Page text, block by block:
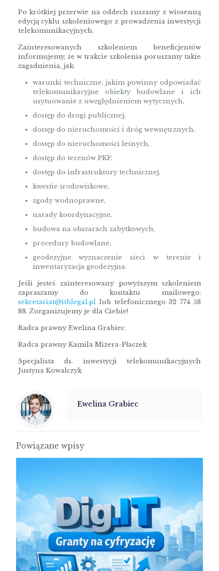
Po krótkiej przerwie na oddech ruszamy z wiosenną
edycją cyklu szkoleniowego z prowadzenia inwestycji
telekomunikacyjnych.
Zainteresowanych szkoleniem beneficjentów
informujemy, że w trakcie szkolenia poruszamy takie
zagadnienia, jak:
warunki techniczne, jakim powinny odpowiadać
telekomunikacyjne obiekty budowlane i ich
usytuowanie z uwzględnieniem wytycznych,
dostęp do drogi publicznej,
dostęp do nieruchomości i dróg wewnętrznych,
dostęp do nieruchomości leśnych,
dostęp do terenów PKP.
dostęp do infrastruktury technicznej,
kwestie środowiskowe,
zgody wodnoprawne,
narady koordynacyjne,
budowa na obszarach zabytkowych,
procedury budowlane,
geodezyjne wyznaczenie sieci w terenie i
inwentaryzacja geodezyjna.
Jeśli jesteś zainteresowany powyższym szkoleniem
zapraszamy do kontaktu mailowego:
sekretariat@itblegal.pllub telefonicznego 32 774 58
88. Zorganizujemy je dla Ciebie!
Radca prawny Ewelina Grabiec
Radca prawny Kamila Mizera-Płaczek
Specjalista ds. inwestycji telekomunikacyjnych
Justyna Kowalczyk
Ewelina Grabiec
Powiązane wpisy